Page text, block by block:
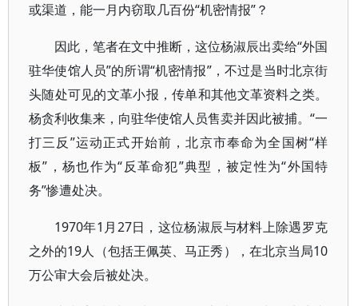
或渠道，能一月内窃取几百份“机密情报”？
因此，笔者在文中推断，这位杨淑辰出卖给“外国
驻华使馆人员”的所谓“机密情报”，不过是当时北京街
头随处可见的文革小报，传单和其他文革资料之类。
杨贪利收集来，向驻华使馆人员售卖并因此被捕。“一
打三反”运动正式开始前，北京市奉命为全国树“样
板”，杨也作为“反革命犯”典型，被定性为“外国特
务”惨遭处决。
1970年1月27日，这位杨淑辰与材料上除遇罗克
之外的19人（包括王佩英、马正秀），在北京当局10
万公审大会后被处决。